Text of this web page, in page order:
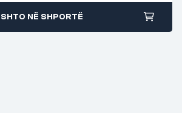
SHTO NË SHPORTË